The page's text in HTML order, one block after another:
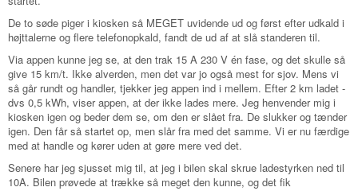
De to søde piger i kiosken så MEGET uvidende ud og først efter udkald i
højttalerne og flere telefonopkald, fandt de ud af at slå standeren til.
Via appen kunne jeg se, at den trak 15 A 230 V én fase, og det skulle så
give 15 km/t. Ikke alverden, men det var jo også mest for sjov. Mens vi
så går rundt og handler, tjekker jeg appen ind i mellem. Efter 2 km ladet -
dvs 0,5 kWh, viser appen, at der ikke lades mere. Jeg henvender mig i
kiosken igen og beder dem se, om den er slået fra. De slukker og tænder
igen. Den får så startet op, men slår fra med det samme. Vi er nu færdige
med at handle og kører uden at gøre mere ved det.
Senere har jeg sjusset mig til, at jeg i bilen skal skrue ladestyrken ned til
10A. Bilen prøvede at trække så meget den kunne, og det fik